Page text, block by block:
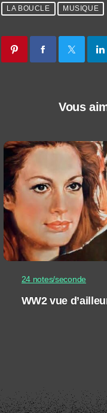
LA BOUCLE MUSIQUE
Vous
24 notes/seconde
WW2 vue